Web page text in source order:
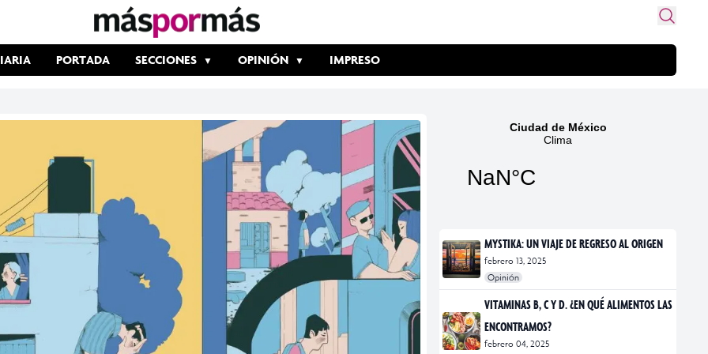
PORTADA SECCIONES OPINIÓN IMPRESO
MYSTIKA: UN VIAJE DE REGRESO AL ORIGEN
febrero 13, 2025
Opinión
#exposiciones
#fotografía
VITAMINAS B, C Y D. ¿EN QUÉ ALIMENTOS LAS
ENCONTRAMOS?
febrero 04, 2025